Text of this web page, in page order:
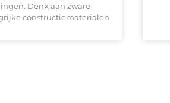
Denk aan zware
constructiematerialen